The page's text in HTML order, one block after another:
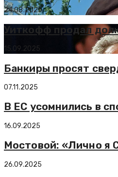
24.08.2025
Уиткофф продал
15.09.2025
Банкиры просят
07.11.2025
В ЕС усомнились в
16.09.2025
Мостовой: «Лично я
26.09.2025